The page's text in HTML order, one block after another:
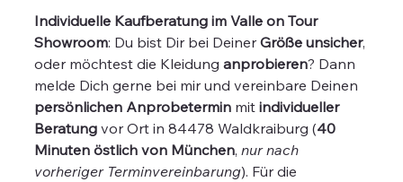
Individuelle Kaufberatung im Valle on Tour
Showroom: Du bist Dir bei DeinerGröße unsicher,
oder möchtest die Kleidunganprobieren? Dann
melde Dich gerne bei mir und vereinbare Deinen
persönlichen Anprobetermin mitindividueller
Beratung vor Ort in 84478 Waldkraiburg (40
Minuten östlich von München,nur nach
vorheriger Terminvereinbarung). Für die